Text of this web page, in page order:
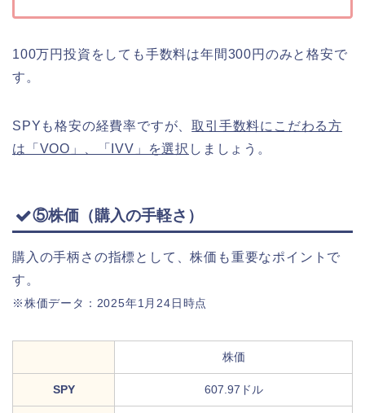
100万円投資をしても手数料は年間300円のみと格安で
す。
SPYも格安の経費率ですが、取引手数料にこだわる方
は「VOO」、「IVV」を選択 しましょう。
⑤株価（購入の手軽さ）
購入の手柄さの指標として、株価も重要なポイントで
す。
※株価データ：2025年1月24日時点
株価
SPY 607.97ドル